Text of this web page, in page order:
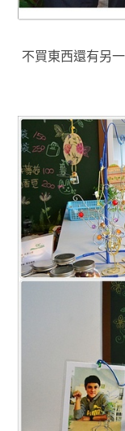
不買東西還有另